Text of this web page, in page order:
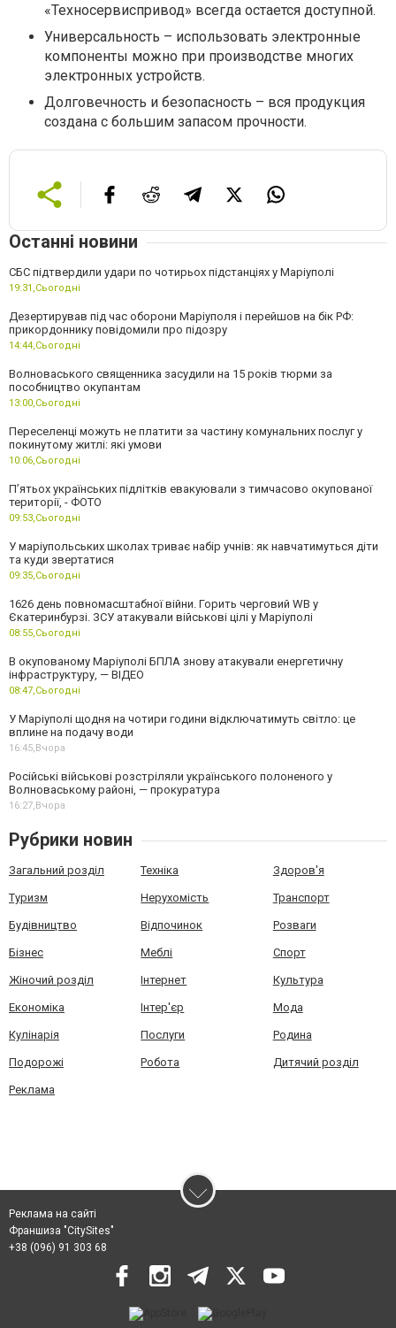
«Техносервиспривод» всегда остается доступной.
Универсальность – использовать электронные
компоненты можно при производстве многих
электронных устройств.
Долговечность и безопасность – вся продукция
создана с большим запасом прочности.
Останні новини
СБС підтвердили удари по чотирьох підстанціях у Маріуполі
19:31,Сьогодні
Дезертирував під час оборони Маріуполя і перейшов на бік РФ:
прикордоннику повідомили про підозру
14:44,Сьогодні
Волноваського священника засудили на 15 років тюрми за
пособництво окупантам
13:00,Сьогодні
Переселенці можуть не платити за частину комунальних послуг у
покинутому житлі: які умови
10:06,Сьогодні
П’ятьох українських підлітків евакуювали з тимчасово окупованої
території, - ФОТО
09:53,Сьогодні
У маріупольських школах триває набір учнів: як навчатимуться діти
та куди звертатися
09:35,Сьогодні
1626 день повномасштабної війни. Горить черговий WB у
Єкатеринбурзі. ЗСУ атакували військові цілі у Маріуполі
08:55,Сьогодні
В окупованому Маріуполі БПЛА знову атакували енергетичну
інфраструктуру, — ВІДЕО
08:47,Сьогодні
У Маріуполі щодня на чотири години відключатимуть світло: це
вплине на подачу води
16:45,Вчора
Російські військові розстріляли українського полоненого у
Волноваському районі, — прокуратура
16:27,Вчора
Рубрики новин
Загальний розділ Техніка Здоров'я
Туризм Нерухомість Транспорт
Будівництво Відпочинок Розваги
Бізнес Меблі Спорт
Жіночий розділ Інтернет Культура
Економіка Інтер'єр Мода
Кулінарія Послуги Родина
Подорожі Робота Дитячий розділ
Реклама
Реклама на сайті
Франшиза "CitySites"
+38 (096) 91 303 68